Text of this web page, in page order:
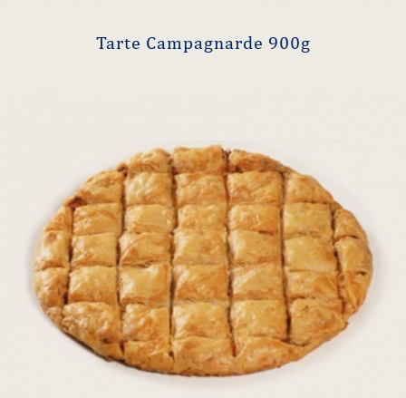
Tarte Campagnarde 900g